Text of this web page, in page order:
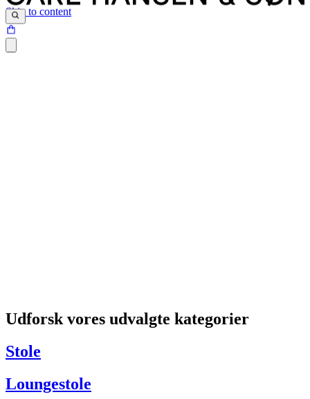
Skip to content
Har du brug for hjælp så kontakt venligst kundeservice via:
Tel +45 63 13 26 72
Udforsk vores udvalgte kategorier
Stole
Loungestole